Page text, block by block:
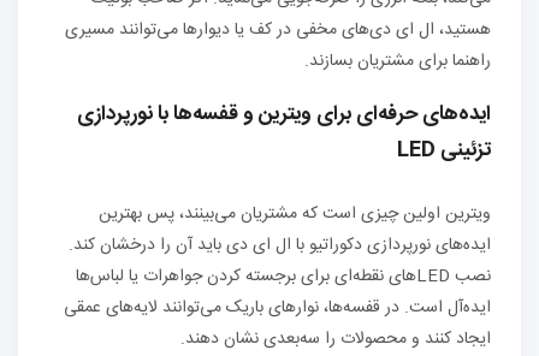
هستید، ال ای دی‌های مخفی در کف یا دیوارها می‌توانند مسیری
راهنما برای مشتریان بسازند.
ایده‌های حرفه‌ای برای ویترین و قفسه‌ها با نورپردازی
تزئینی LED
ویترین اولین چیزی است که مشتریان می‌بینند، پس بهترین
ایده‌های نورپردازی دکوراتیو با ال ای دی باید آن را درخشان کند.
نصب LEDهای نقطه‌ای برای برجسته کردن جواهرات یا لباس‌ها
ایده‌آل است. در قفسه‌ها، نوارهای باریک می‌توانند لایه‌های عمقی
ایجاد کنند و محصولات را سه‌بعدی نشان دهند.